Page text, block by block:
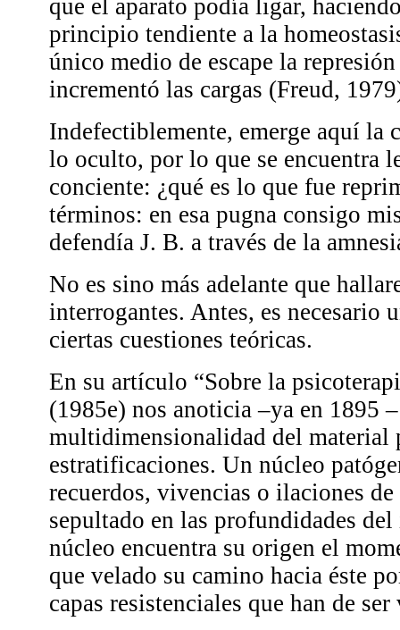
que el aparato podía ligar,
principio tendiente a la
único medio de escape la
incrementó las cargas (Freud,
Indefectiblemente, emerge aquí la
lo oculto, por lo que se encuentra
conciente: ¿qué es lo que fue
términos: en esa pugna consigo
defendía J. B. a través de la
No es sino más adelante que
interrogantes. Antes, es necesario
ciertas cuestiones teóricas.
En su artículo “Sobre la
(1985e) nos anoticia –ya en 1895
multidimensionalidad del material
estratificaciones. Un núcleo
recuerdos, vivencias o ilaciones
sepultado en las profundidades
núcleo encuentra su origen el
que velado su camino hacia éste
capas resistenciales que han de ser